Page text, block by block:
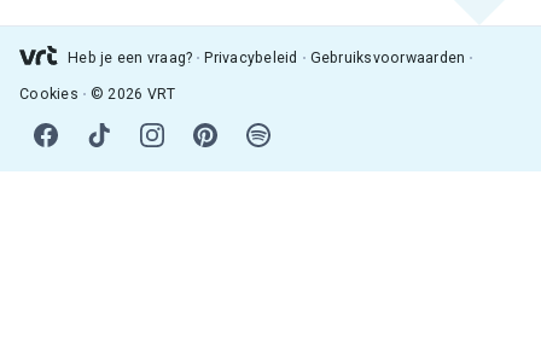
Heb je een vraag? Privacybeleid Gebruiksvoorwaarden
Cookies © 2026 VRT